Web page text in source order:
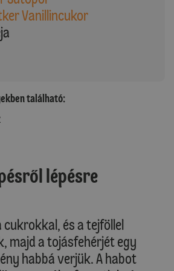
Vanillincukor
található:
lépésre
és a tejföllel
majd a tojásfehérjét egy
habbá verjük. A habot